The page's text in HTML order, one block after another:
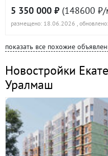
5 350 000 ₽ (148600
размещено: 18.06.2026 ,
показать все похожие
Новостройки
Уралмаш